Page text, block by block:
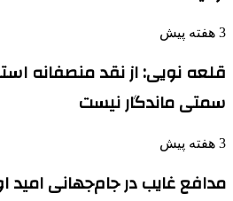
3 هفته پیش
قلعه نویی: از نقد منصفانه
سمتی ماندگار نیست
3 هفته پیش
مدافع غایب در جام‌جهانی امید